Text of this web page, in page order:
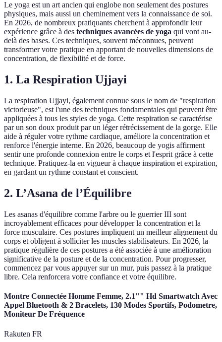
Le yoga est un art ancien qui englobe non seulement des postures
physiques, mais aussi un cheminement vers la connaissance de soi.
En 2026, de nombreux pratiquants cherchent à approfondir leur
expérience grâce à des techniques avancées de yoga qui vont au-
delà des bases. Ces techniques, souvent méconnues, peuvent
transformer votre pratique en apportant de nouvelles dimensions de
concentration, de flexibilité et de force.
1. La Respiration Ujjayi
La respiration Ujjayi, également connue sous le nom de "respiration
victorieuse", est l'une des techniques fondamentales qui peuvent être
appliquées à tous les styles de yoga. Cette respiration se caractérise
par un son doux produit par un léger rétrécissement de la gorge. Elle
aide à réguler votre rythme cardiaque, améliore la concentration et
renforce l'énergie interne. En 2026, beaucoup de yogis affirment
sentir une profonde connexion entre le corps et l'esprit grâce à cette
technique. Pratiquez-la en vigueur à chaque inspiration et expiration,
en gardant un rythme constant et conscient.
2. L’Asana de l’Équilibre
Les asanas d'équilibre comme l'arbre ou le guerrier III sont
incroyablement efficaces pour développer la concentration et la
force musculaire. Ces postures impliquent un meilleur alignement du
corps et obligent à solliciter les muscles stabilisateurs. En 2026, la
pratique régulière de ces postures a été associée à une amélioration
significative de la posture et de la concentration. Pour progresser,
commencez par vous appuyer sur un mur, puis passez à la pratique
libre. Cela renforcera votre confiance et votre équilibre.
Montre Connectée Homme Femme, 2.1"" Hd Smartwatch Avec
Appel Bluetooth & 2 Bracelets, 130 Modes Sportifs, Podometre,
Moniteur De Fréquence
Rakuten FR